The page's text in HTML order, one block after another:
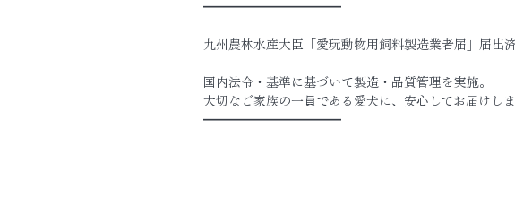
━━━━━━━━━━━
九州農林水産大臣「愛玩動物用飼料製造業者届」届出
国内法令・基準に基づいて製造・品質管理を実施。
大切なご家族の一員である愛犬に、安心してお届けしま
━━━━━━━━━━━